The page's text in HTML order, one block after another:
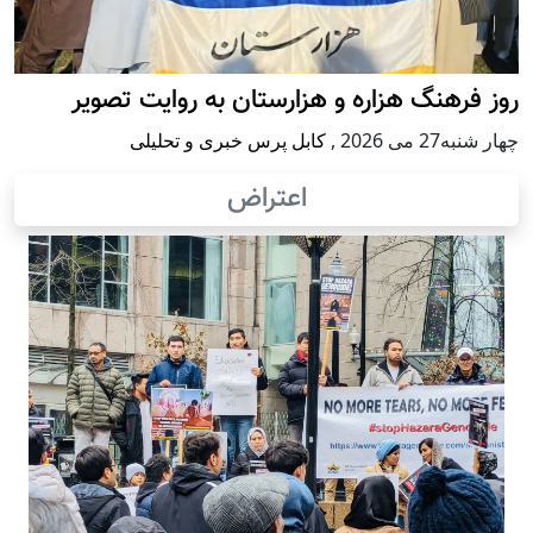
روز فرهنگ هزاره و هزارستان به روایت تصویر
چهار شنبه27 می 2026 , کابل پرس خبری و تحلیلی
اعتراض